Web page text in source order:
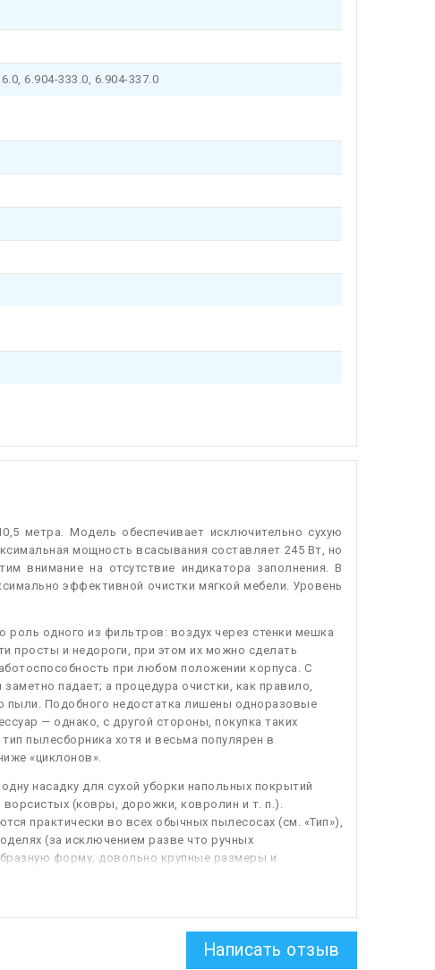
6.904-333.0, 6.904-337.0
метра. Модель обеспечивает исключительно сухую
мощность всасывания составляет 245 Вт, но
внимание на отсутствие индикатора заполнения. В
эффективной очистки мягкой мебели. Уровень
одного из фильтров: воздух через стенки мешка
просты и недороги, при этом их можно сделать
при любом положении корпуса. С
падает; а процедура очистки, как правило,
пыли. Подобного недостатка лишены одноразовые
— однако, с другой стороны, покупка таких
пылесборника хотя и весьма популярен в
«циклонов».
насадку для сухой уборки напольных покрытий
(ковры, дорожки, ковролин и т. п.).
практически во всех обычных пылесосах (см. «Тип»),
(за исключением разве что ручных
форму, довольно крупные размеры и
под разные виды поверхностей осуществляется
поверхностей; а при обработке ковров и других
частью с узкой щелью на конце. ТакаяНаписать отзыв